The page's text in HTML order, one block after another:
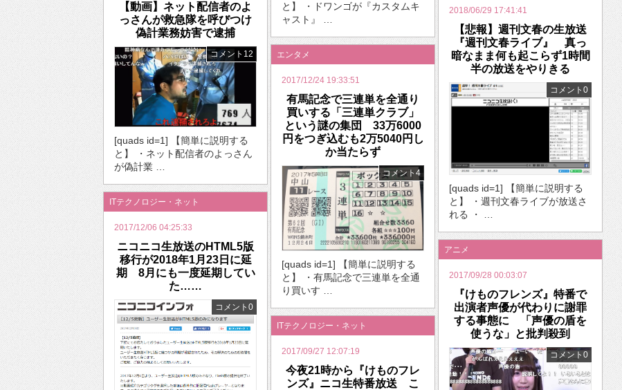
と】 ・ドワンゴが『カスタムキ
ャスト』 …
【動画】ネット配信者のよ
っさんが救急隊を呼びつけ
偽計業務妨害で逮捕
コメント12
[quads id=1] 【簡単に説明する
と】 ・ネット配信者のよっさん
が偽計業 …
2018/06/29 17:41:41
【悲報】週刊文春の生放送
『週刊文春ライブ』 真っ
暗なまま何も起こらず1時間
半の放送をやりきる
コメント0
[quads id=1] 【簡単に説明する
と】 ・週刊文春ライブが放送さ
れる ・ …
エンタメ
2017/12/24 19:33:51
有馬記念で三連単を全通り
買いする「三連単クラブ」
という謎の集団 33万6000
円をつぎ込むも2万5040円し
か当たらず
コメント4
[quads id=1] 【簡単に説明する
と】 ・有馬記念で三連単を全通
り買いす …
ITテクノロジー・ネット
2017/12/06 04:25:33
ニコニコ生放送のHTML5版
移行が2018年1月23日に延
期 8月にも一度延期してい
た……
コメント0
アニメ
2017/09/28 00:03:07
『けものフレンズ』特番で
出演者声優が代わりに謝罪
する事態に 「声優の盾を
使うな」と批判殺到
コメント0
ITテクノロジー・ネット
2017/09/27 12:07:19
今夜21時から『けものフレ
ンズ』ニコ生特番放送 こ